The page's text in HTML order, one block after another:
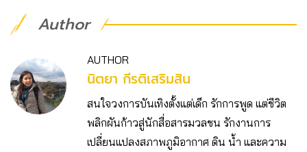
Author
AUTHOR
นิตยา กีรติเสริมสิน
สนใจวงการบันเทิงตั้งแต่เด็ก รักการพูด แต่ชีวิต
พลิกผันก้าวสู่นักสื่อสารมวลชน รักงานการ
เปลี่ยนแปลงสภาพภูมิอากาศ ดิน น้ำ และความ